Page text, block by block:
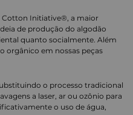
Cotton Initiative®, a maior
de produção do algodão
quanto socialmente. Além
orgânico em nossas peças
o processo tradicional
a laser, ar ou ozônio para
o uso de água,